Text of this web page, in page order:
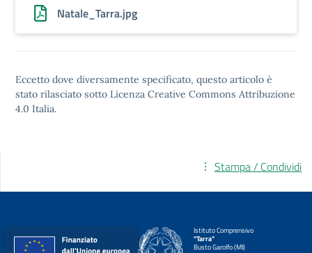
Natale_Tarra.jpg
Eccetto dove diversamente specificato, questo articolo è
stato rilasciato sotto Licenza Creative Commons Attribuzione
4.0 Italia.
Stampa / Condividi
Istituto Comprensivo
"Tarra"
Busto Garolfo (MI)